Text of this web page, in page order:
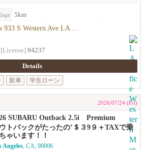
5km
933 S Western Ave LA ...
[License] 94237
Details
新車 学生ローン
2026/07/24 (Fri)
SUBARU Outback 2.5i Premium
トバックがたったの’＄３9９＋TAXで乗
ゃいます！！
Angeles, CA, 90006